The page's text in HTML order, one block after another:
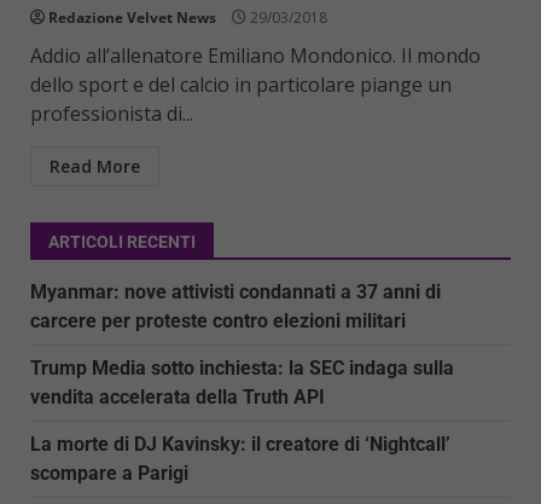
Redazione Velvet News 29/03/2018
Addio all’allenatore Emiliano Mondonico. Il mondo
dello sport e del calcio in particolare piange un
professionista di...
Read More
ARTICOLI RECENTI
Myanmar: nove attivisti condannati a 37 anni di
carcere per proteste contro elezioni militari
Trump Media sotto inchiesta: la SEC indaga sulla
vendita accelerata della Truth API
La morte di DJ Kavinsky: il creatore di ‘Nightcall’
scompare a Parigi